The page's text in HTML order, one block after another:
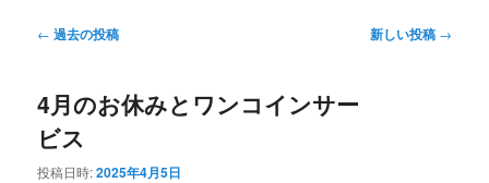
投
ビ
ゲ
ー
シ
← 過去の投稿 新しい投稿 →
4月のお休みとワンコインサー
ビス
投稿日時:2025年4月5日